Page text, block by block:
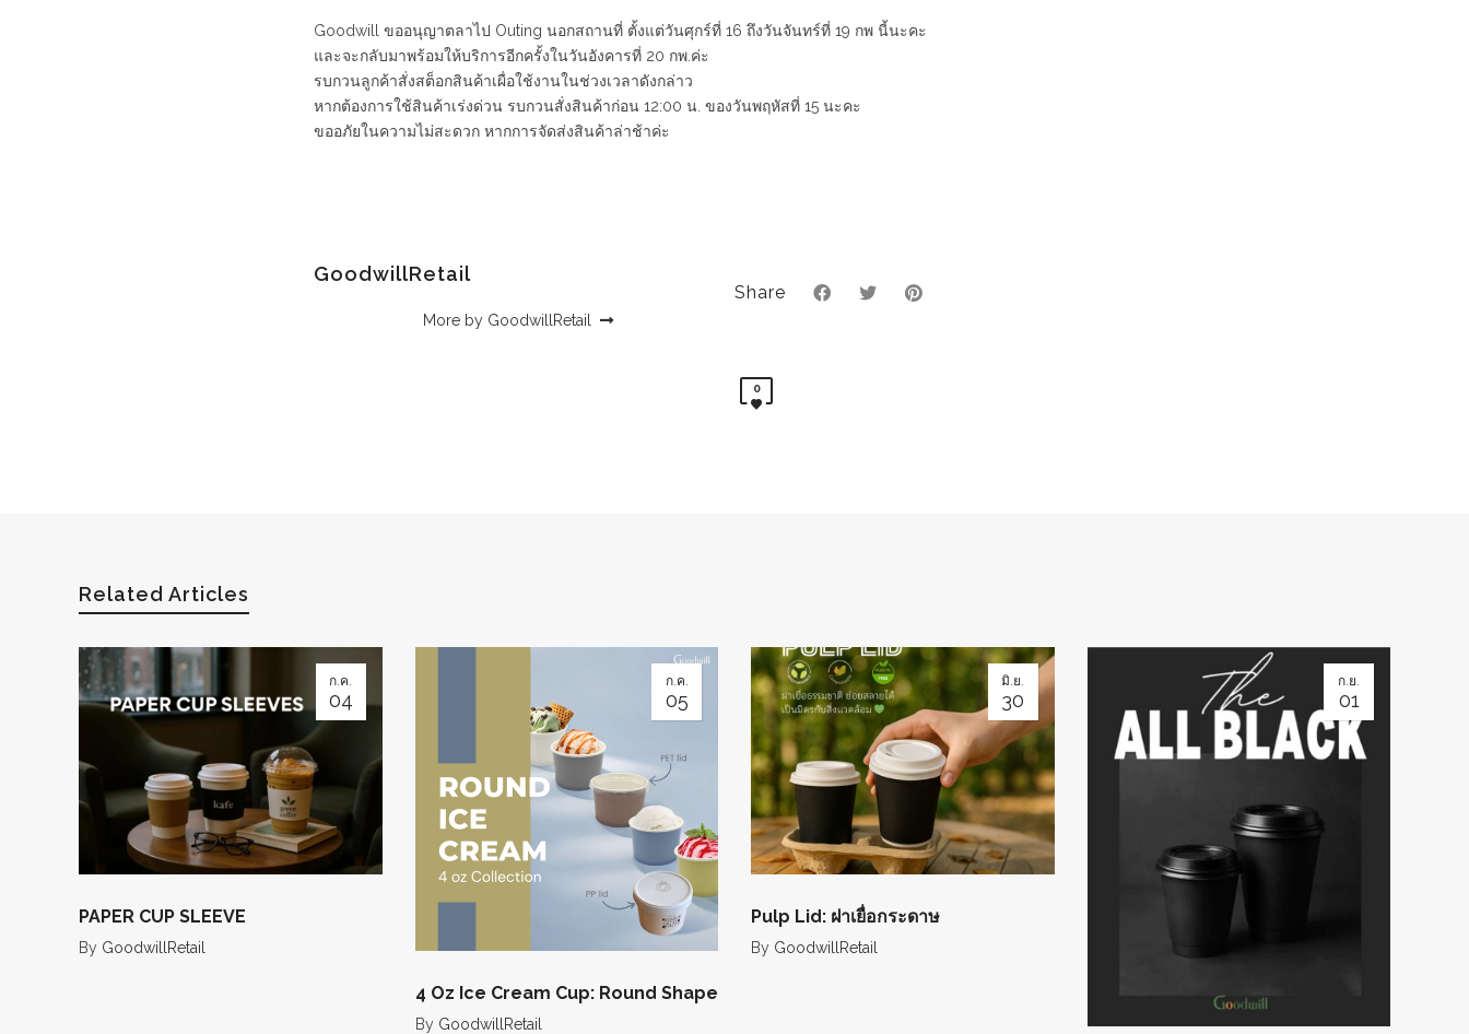
Goodwill ขออนุญาตลาไป Outing นอกสถานที่ ตั้งแต่วันศุกร์ที่ 16 ถึงวันจันทร์ที่ 19 กพ นี้นะคะ
และจะกลับมาพร้อมให้บริการอีกครั้งในวันอังคารที่ 20 กพ.ค่ะ
รบกวนลูกค้าสั่งสต็อกสินค้าเผื่อใช้งานในช่วงเวลาดังกล่าว
หากต้องการใช้สินค้าเร่งด่วน รบกวนสั่งสินค้าก่อน 12:00 น. ของวันพฤหัสที่ 15 นะคะ
ขออภัยในความไม่สะดวก หากการจัดส่งสินค้าล่าช้าค่ะ
GoodwillRetail
More by GoodwillRetail
Share
0
Related Articles
ก.ค.
04
PAPER CUP SLEEVE
By GoodwillRetail
ก.ค.
05
4 Oz Ice Cream Cup: Round Shape
By GoodwillRetail
มิ.ย.
30
Pulp Lid: ฝาเยื่อกระดาษ
By GoodwillRetail
ก.ย.
01